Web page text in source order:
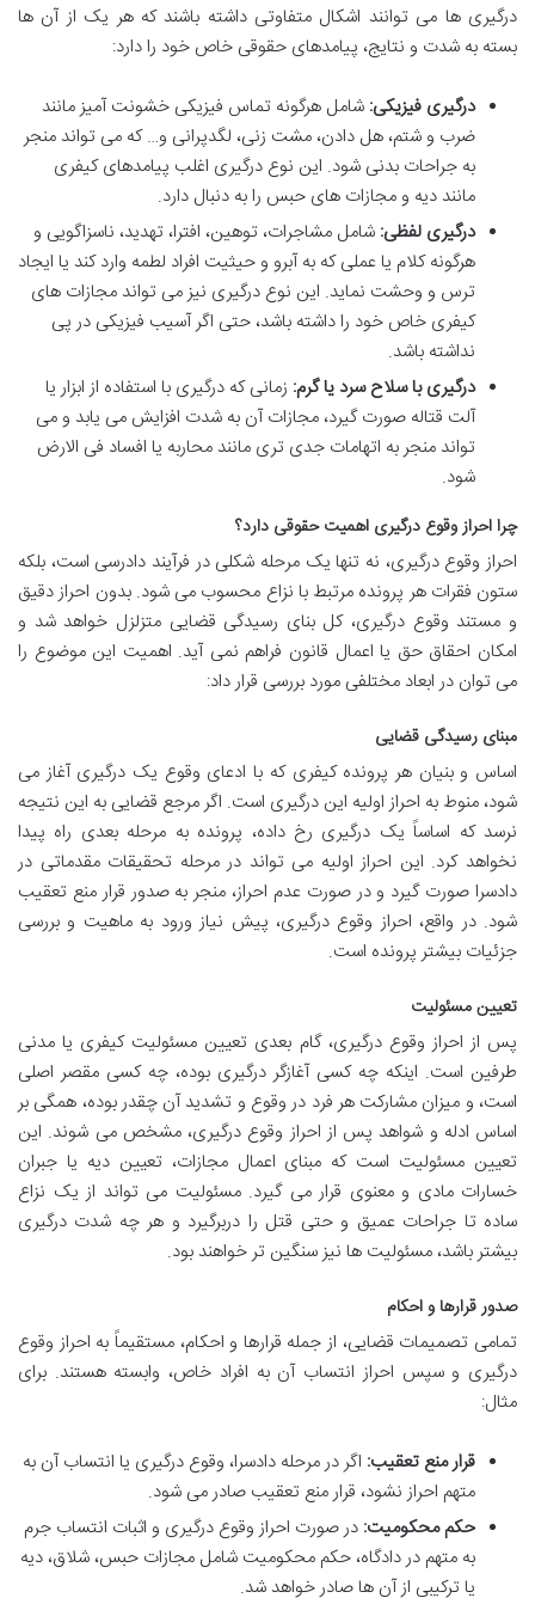
درگیری ها می توانند اشکال متفاوتی داشته باشند که هر یک از آن ها
بسته به شدت و نتایج، پیامدهای حقوقی خاص خود را دارد:
درگیری فیزیکی: شامل هرگونه تماس فیزیکی خشونت آمیز مانند
ضرب و شتم، هل دادن، مشت زنی، لگدپرانی و… که می تواند منجر
به جراحات بدنی شود. این نوع درگیری اغلب پیامدهای کیفری
مانند دیه و مجازات های حبس را به دنبال دارد.
درگیری لفظی: شامل مشاجرات، توهین، افترا، تهدید، ناسزاگویی و
هرگونه کلام یا عملی که به آبرو و حیثیت افراد لطمه وارد کند یا ایجاد
ترس و وحشت نماید. این نوع درگیری نیز می تواند مجازات های
کیفری خاص خود را داشته باشد، حتی اگر آسیب فیزیکی در پی
نداشته باشد.
درگیری با سلاح سرد یا گرم: زمانی که درگیری با استفاده از ابزار یا
آلت قتاله صورت گیرد، مجازات آن به شدت افزایش می یابد و می
تواند منجر به اتهامات جدی تری مانند محاربه یا افساد فی الارض
شود.
چرا احراز وقوع درگیری اهمیت حقوقی دارد؟
احراز وقوع درگیری، نه تنها یک مرحله شکلی در فرآیند دادرسی است، بلکه
ستون فقرات هر پرونده مرتبط با نزاع محسوب می شود. بدون احراز دقیق
و مستند وقوع درگیری، کل بنای رسیدگی قضایی متزلزل خواهد شد و
امکان احقاق حق یا اعمال قانون فراهم نمی آید. اهمیت این موضوع را
می توان در ابعاد مختلفی مورد بررسی قرار داد:
مبنای رسیدگی قضایی
اساس و بنیان هر پرونده کیفری که با ادعای وقوع یک درگیری آغاز می
شود، منوط به احراز اولیه این درگیری است. اگر مرجع قضایی به این نتیجه
نرسد که اساساً یک درگیری رخ داده، پرونده به مرحله بعدی راه پیدا
نخواهد کرد. این احراز اولیه می تواند در مرحله تحقیقات مقدماتی در
دادسرا صورت گیرد و در صورت عدم احراز، منجر به صدور قرار منع تعقیب
شود. در واقع، احراز وقوع درگیری، پیش نیاز ورود به ماهیت و بررسی
جزئیات بیشتر پرونده است.
تعیین مسئولیت
پس از احراز وقوع درگیری، گام بعدی تعیین مسئولیت کیفری یا مدنی
طرفین است. اینکه چه کسی آغازگر درگیری بوده، چه کسی مقصر اصلی
است، و میزان مشارکت هر فرد در وقوع و تشدید آن چقدر بوده، همگی بر
اساس ادله و شواهد پس از احراز وقوع درگیری، مشخص می شوند. این
تعیین مسئولیت است که مبنای اعمال مجازات، تعیین دیه یا جبران
خسارات مادی و معنوی قرار می گیرد. مسئولیت می تواند از یک نزاع
ساده تا جراحات عمیق و حتی قتل را دربرگیرد و هر چه شدت درگیری
بیشتر باشد، مسئولیت ها نیز سنگین تر خواهند بود.
صدور قرارها و احکام
تمامی تصمیمات قضایی، از جمله قرارها و احکام، مستقیماً به احراز وقوع
درگیری و سپس احراز انتساب آن به افراد خاص، وابسته هستند. برای
مثال:
قرار منع تعقیب: اگر در مرحله دادسرا، وقوع درگیری یا انتساب آن به
متهم احراز نشود، قرار منع تعقیب صادر می شود.
حکم محکومیت: در صورت احراز وقوع درگیری و اثبات انتساب جرم
به متهم در دادگاه، حکم محکومیت شامل مجازات حبس، شلاق، دیه
یا ترکیبی از آن ها صادر خواهد شد.